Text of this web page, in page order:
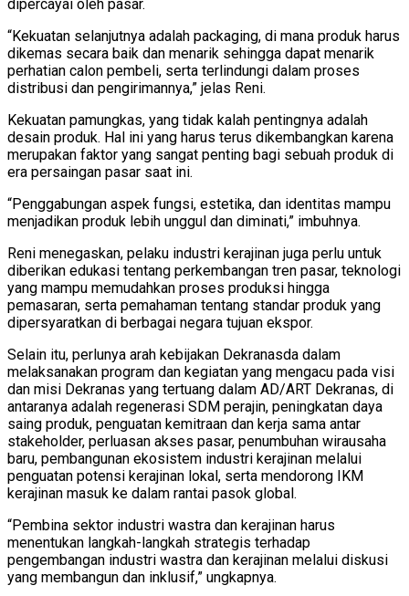
dipercayai oleh pasar.
“Kekuatan selanjutnya adalah packaging, di mana produk harus
dikemas secara baik dan menarik sehingga dapat menarik
perhatian calon pembeli, serta terlindungi dalam proses
distribusi dan pengirimannya,” jelas Reni.
Kekuatan pamungkas, yang tidak kalah pentingnya adalah
desain produk. Hal ini yang harus terus dikembangkan karena
merupakan faktor yang sangat penting bagi sebuah produk di
era persaingan pasar saat ini.
“Penggabungan aspek fungsi, estetika, dan identitas mampu
menjadikan produk lebih unggul dan diminati,” imbuhnya.
Reni menegaskan, pelaku industri kerajinan juga perlu untuk
diberikan edukasi tentang perkembangan tren pasar, teknologi
yang mampu memudahkan proses produksi hingga
pemasaran, serta pemahaman tentang standar produk yang
dipersyaratkan di berbagai negara tujuan ekspor.
Selain itu, perlunya arah kebijakan Dekranasda dalam
melaksanakan program dan kegiatan yang mengacu pada visi
dan misi Dekranas yang tertuang dalam AD/ART Dekranas, di
antaranya adalah regenerasi SDM perajin, peningkatan daya
saing produk, penguatan kemitraan dan kerja sama antar
stakeholder, perluasan akses pasar, penumbuhan wirausaha
baru, pembangunan ekosistem industri kerajinan melalui
penguatan potensi kerajinan lokal, serta mendorong IKM
kerajinan masuk ke dalam rantai pasok global.
“Pembina sektor industri wastra dan kerajinan harus
menentukan langkah-langkah strategis terhadap
pengembangan industri wastra dan kerajinan melalui diskusi
yang membangun dan inklusif,” ungkapnya.